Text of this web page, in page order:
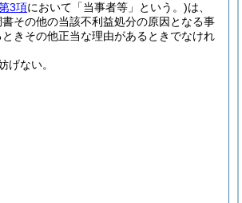
3項において「当事者等」という。)は、
その他の当該不利益処分の原因となる事
きその他正当な理由があるときでなけれ
げない。